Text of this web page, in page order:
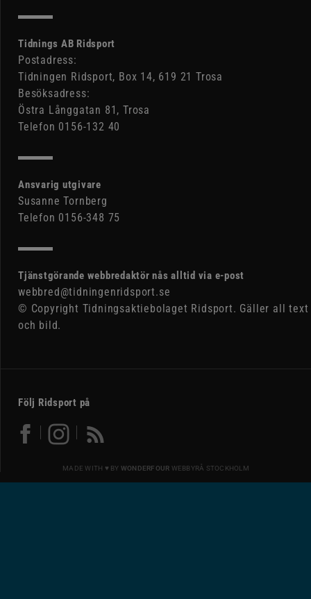
Tidnings AB Ridsport
Postadress:
Tidningen Ridsport, Box 14, 619 21 Trosa
Besöksadress:
Östra Långgatan 81, Trosa
Telefon 0156-132 40
Ansvarig utgivare
Susanne Tornberg
Telefon 0156-348 75
Tjänstgörande webbredaktör nås alltid via e-post
webbred@tidningenridsport.se
© Copyright Tidningsaktiebolaget Ridsport. Gäller all text
och bild.
Följ Ridsport på
MADE WITH ♥ BY WONDERFOUR WEBBYRÅ STOCKHOLM